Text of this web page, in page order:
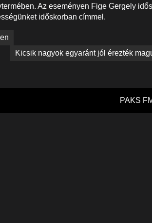
Az eseményen Fige Gergely
időskorban címmel.
Kicsik nagyok egyaránt jól érezték
PAKS